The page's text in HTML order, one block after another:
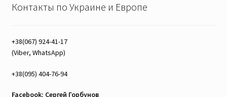
Контакты по Украине и Европе
+38(067) 924-41-17
(Viber, WhatsApp)
+38(095) 404-76-94
Facebook: Сергей Горбунов